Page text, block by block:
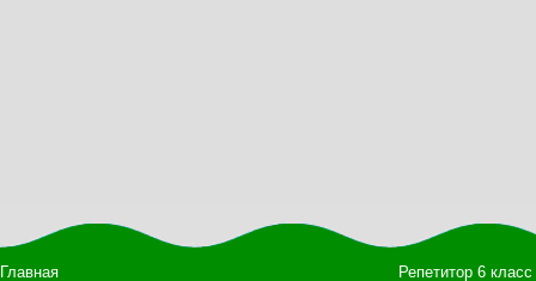
Главная Репетитор 6 класс